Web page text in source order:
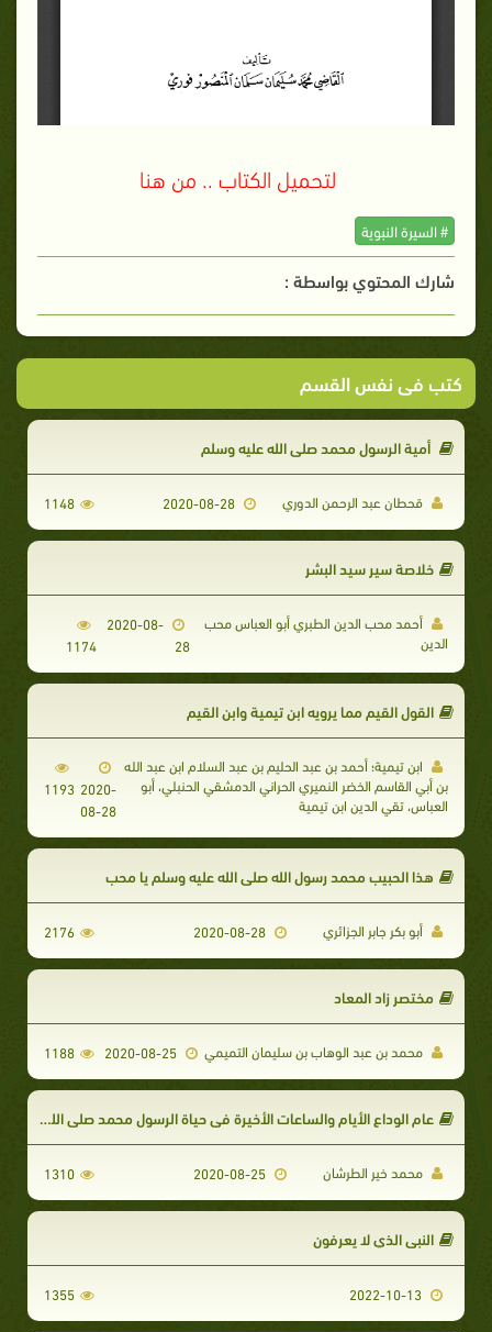
لتحميل الكتاب .. من هنا
# السيرة النبوية
شارك المحتوي بواسطة :
كتب فى نفس القسم
أمية الرسول محمد صلى الله عليه وسلم
قحطان عبد الرحمن الدوري 1148
خلاصة سير سيد البشر
أحمد محب الدين الطبري أبو العباس محب
الدين
2020-08-
28
1174
القول القيم مما يرويه ابن تيمية وابن القيم
ابن تيمية؛ أحمد بن عبد الحليم بن عبد السلام ابن عبد الله
بن أبي القاسم الخضر النميري الحراني الدمشقي الحنبلي، أبو
العباس، تقي الدين ابن تيمية
2020-
08-28
1193
هذا الحبيب محمد رسول الله صلى الله عليه وسلم يا محب
أبو بكر جابر الجزائري 2020-08-28
2176
مختصر زاد المعاد
محمد بن عبد الوهاب بن سليمان التميمي 2020-08-25
1188
عام الوداع الأيام والساعات الأخيرة في حياة الرسول محمد صلى الله عليه وسلم (ملون)
محمد خير الطرشان 2020-08-25
1310
النبي الذي لا يعرفون
1355